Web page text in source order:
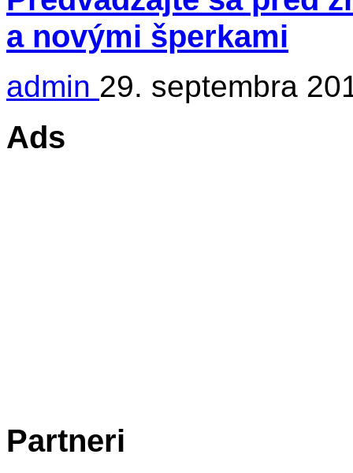
a novými šperkami
admin 29. septembra
Ads
Partneri